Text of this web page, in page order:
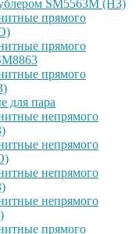
SM5563M (НЗ)
прямого
прямого
прямого
для пара
непрямого
непрямого
непрямого
непрямого
прямого